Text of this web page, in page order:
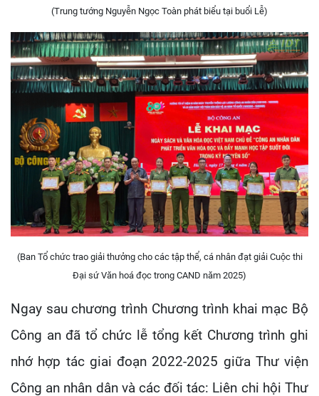
(Trung tướng Nguyễn Ngọc Toàn phát biểu tại buổi Lễ)
(Ban Tổ chức trao giải thưởng cho các tập thể, cá nhân đạt giải Cuộc thi
Đại sứ Văn hoá đọc trong CAND năm 2025)
Ngay sau chương trình Chương trình khai mạc Bộ
Công an đã tổ chức lễ tổng kết Chương trình ghi
nhớ hợp tác giai đoạn 2022-2025 giữa Thư viện
Công an nhân dân và các đối tác: Liên chi hội Thư